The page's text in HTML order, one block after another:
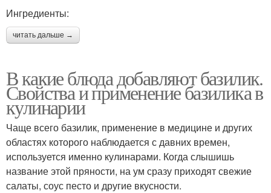
Ингредиенты:
читать дальше →
В какие блюда добавляют базилик.
Свойства и применение базилика в
кулинарии
Чаще всего базилик, применение в медицине и других
областях которого наблюдается с давних времен,
используется именно кулинарами. Когда слышишь
название этой пряности, на ум сразу приходят свежие
салаты, соус песто и другие вкусности.